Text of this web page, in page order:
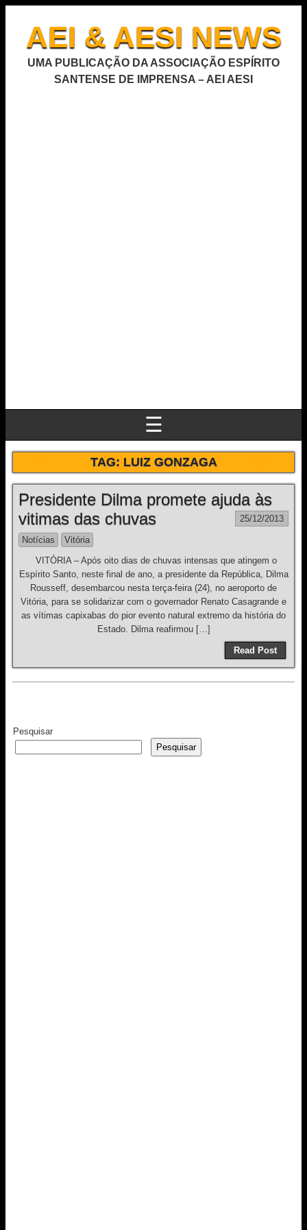
AEI & AESI NEWS
UMA PUBLICAÇÃO DA ASSOCIAÇÃO ESPÍRITO
SANTENSE DE IMPRENSA – AEI AESI
☰
TAG:LUIZ GONZAGA
Presidente Dilma promete ajuda às
vitimas das chuvas
25/12/2013
Notícias
Vitória
VITÓRIA – Após oito dias de chuvas intensas que atingem o
Espírito Santo, neste final de ano, a presidente da República, Dilma
Rousseff, desembarcou nesta terça-feira (24), no aeroporto de
Vitória, para se solidarizar com o governador Renato Casagrande e
as vítimas capixabas do pior evento natural extremo da história do
Estado. Dilma reafirmou […]
Read Post
Pesquisar
Pesquisar